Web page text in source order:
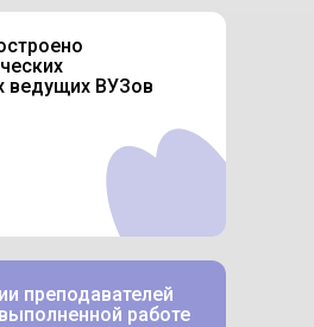
преподавателей
работе
ведущих ВУЗов